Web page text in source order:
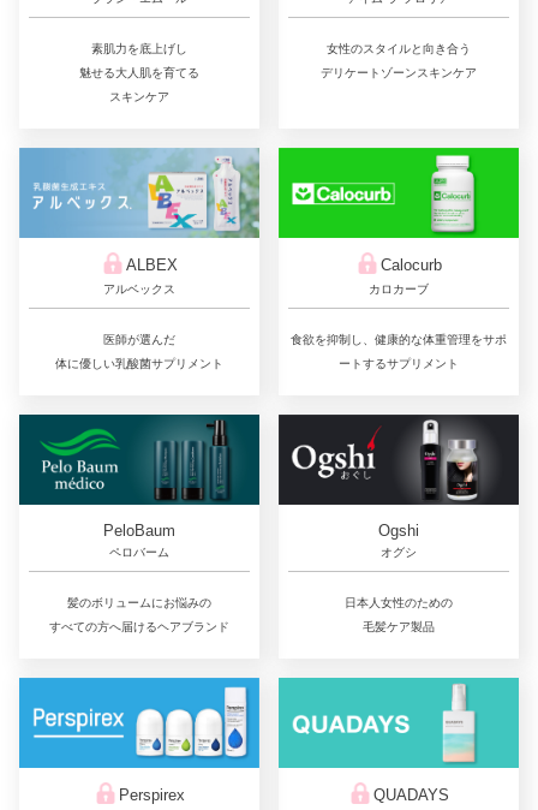
素肌力を底上げし
魅せる大人肌を育てる
スキンケア
女性のスタイルと向き合う
デリケートゾーンスキンケア
ALBEX
アルベックス
医師が選んだ
体に優しい乳酸菌サプリメント
Calocurb
カロカーブ
食欲を抑制し、健康的な体重管理をサポ
ートするサプリメント
PeloBaum
ペロバーム
髪のボリュームにお悩みの
すべての方へ届けるヘアブランド
Ogshi
オグシ
日本人女性のための
毛髪ケア製品
Perspirex QUADAYS